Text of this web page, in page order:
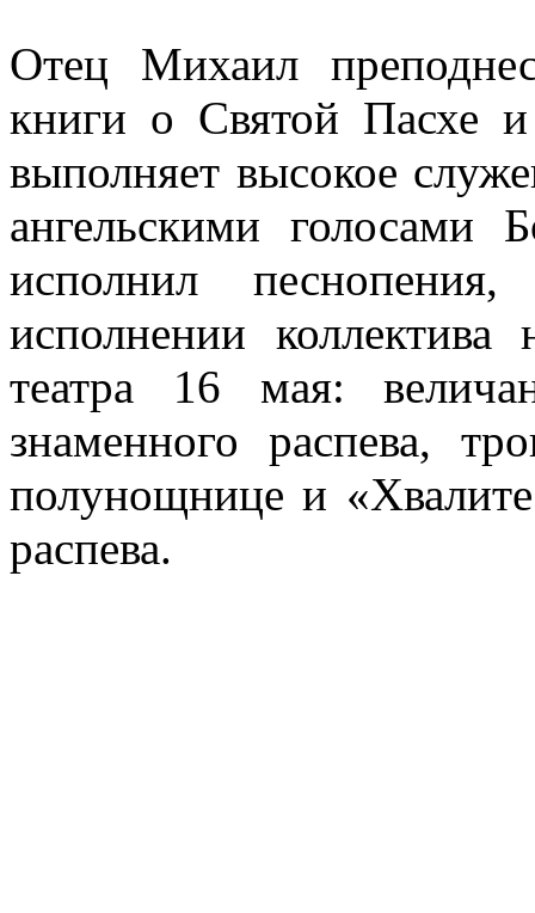
Отец Михаил
книги о Святой Пасхе
выполняет высокое
ангельскими голосами
исполнил
исполнении
театра 16 мая:
знаменного распева,
полунощнице и
распева.